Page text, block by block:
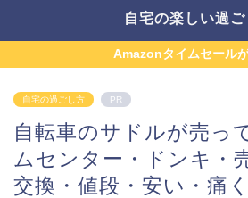
自宅の楽しい過
Amazonタイムセール
自宅の過ごし方 PR
自転車のサドルが売っ
ムセンター・ドンキ・
交換・値段・安い・痛